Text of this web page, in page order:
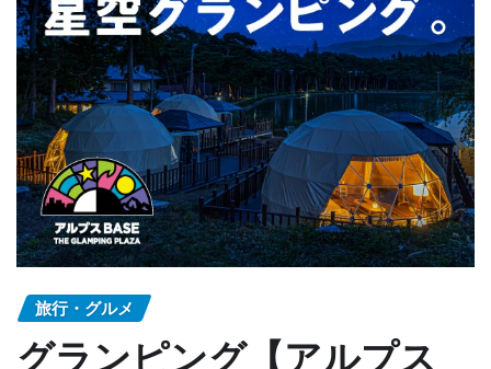
旅行・グルメ
グランピング【アルプス